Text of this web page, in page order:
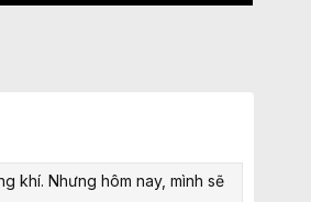
khí. Nhưng hôm nay, mình sẽ